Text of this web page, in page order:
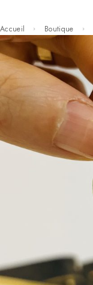
Accueil Boutique